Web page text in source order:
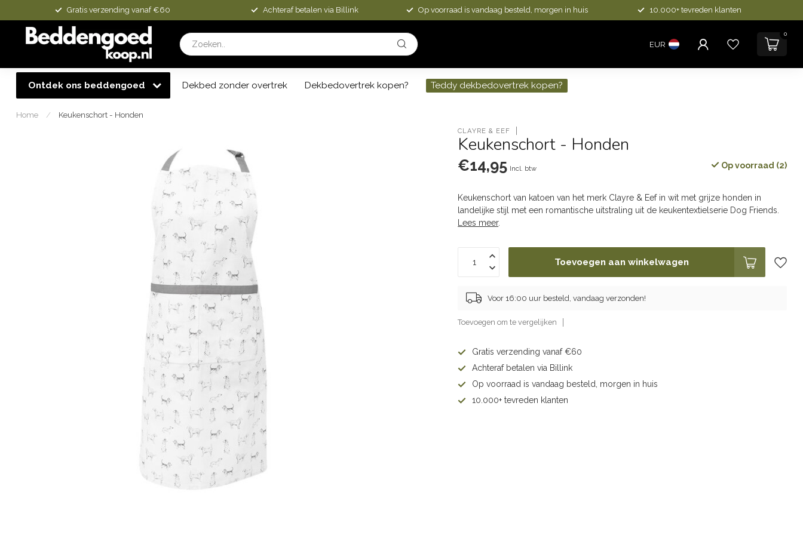
Gratis verzending vanaf €60 Achteraf betalen via Billink Op voorraad is vandaag besteld, morgen in huis 10.000+ tevreden klanten
EUR
0
Ontdek ons beddengoed Dekbed zonder overtrek Dekbedovertrek kopen? Teddy dekbedovertrek kopen?
Home / Keukenschort - Honden
CLAYRE & EEF
Keukenschort - Honden
€14,95 Incl. btw Op voorraad (2)
Keukenschort van katoen van het merk Clayre & Eef in wit met grijze honden in
landelijke stijl met een romantische uitstraling uit de keukentextielserie Dog Friends.
Lees meer.
Toevoegen aan winkelwagen
Voor 16:00 uur besteld, vandaag verzonden!
Toevoegen om te vergelijken
Gratis verzending vanaf €60
Achteraf betalen via Billink
Op voorraad is vandaag besteld, morgen in huis
10.000+ tevreden klanten